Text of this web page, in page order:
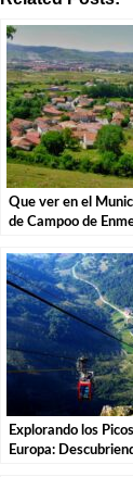
Que ver en el
de Campoo de
Explorando los
Europa: